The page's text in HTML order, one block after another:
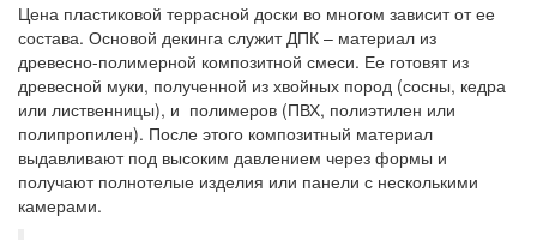
Цена пластиковой террасной доски во многом зависит от ее
состава. Основой декинга служит ДПК – материал из
древесно-полимерной композитной смеси. Ее готовят из
древесной муки, полученной из хвойных пород (сосны, кедра
или лиственницы), и полимеров (ПВХ, полиэтилен или
полипропилен). После этого композитный материал
выдавливают под высоким давлением через формы и
получают полнотелые изделия или панели с несколькими
камерами.